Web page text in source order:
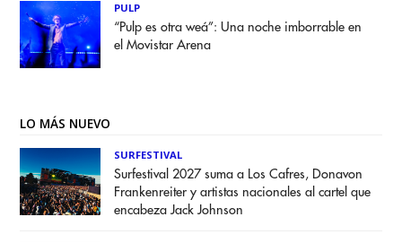
PULP
“Pulp es otra weá”: Una noche imborrable en
el Movistar Arena
LO MÁS NUEVO
SURFESTIVAL
Surfestival 2027 suma a Los Cafres, Donavon
Frankenreiter y artistas nacionales al cartel que
encabeza Jack Johnson